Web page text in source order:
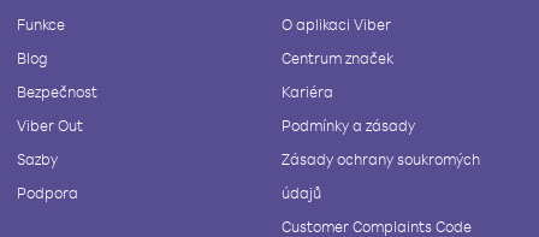
Funkce
Blog
Bezpečnost
Viber Out
Sazby
Podpora
O aplikaci Viber
Centrum značek
Kariéra
Podmínky a zásady
Zásady ochrany soukromých
údajů
Customer Complaints Code